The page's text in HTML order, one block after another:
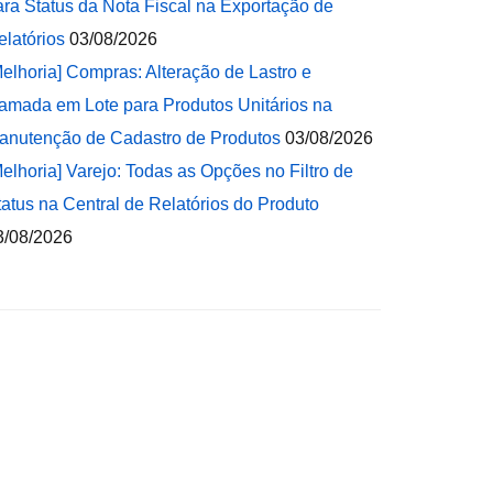
Status da Nota Fiscal na Exportação de
03/08/2026
Compras: Alteração de Lastro e
em Lote para Produtos Unitários na
de Cadastro de Produtos 03/08/2026
Varejo: Todas as Opções no Filtro de
na Central de Relatórios do Produto
08/2026